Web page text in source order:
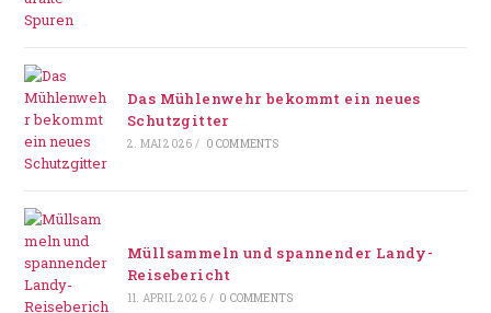
Das Mühlenwehr bekommt ein neues
Schutzgitter
2. MAI 2026 / 0 COMMENTS
Müllsammeln und spannender Landy-
Reisebericht
11. APRIL 2026 / 0 COMMENTS